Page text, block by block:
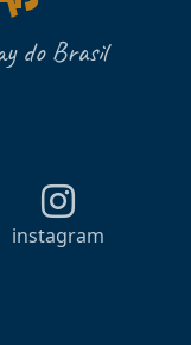
do Brasil
instagram